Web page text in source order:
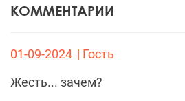
Вход через социальные сети